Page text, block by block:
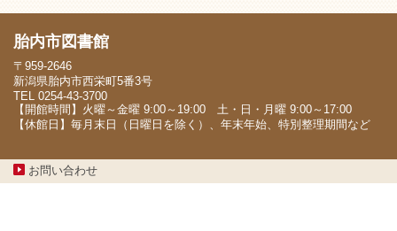
胎内市図書館
〒959-2646
新潟県胎内市西栄町5番3号
TEL 0254-43-3700
【開館時間】火曜～金曜 9:00～19:00 土・日・月曜 9:00～17:00
【休館日】毎月末日（日曜日を除く）、年末年始、特別整理期間など
お問い合わせ